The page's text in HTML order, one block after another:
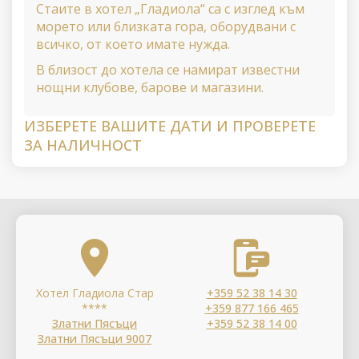
Стаите в хотел „Гладиола“ са с изглед към
морето или близката гора, оборудвани с
всичко, от което имате нужда.
В близост до хотела се намират известни
нощни клубове, барове и магазини.
ИЗБЕРЕТЕ ВАШИТЕ ДАТИ И ПРОВЕРЕТЕ
ЗА НАЛИЧНОСТ
Хотел Гладиола Стар
****
Златни Пясъци
Златни Пясъци 9007
+359 52 38 14 30
+359 877 166 465
+359 52 38 14 00